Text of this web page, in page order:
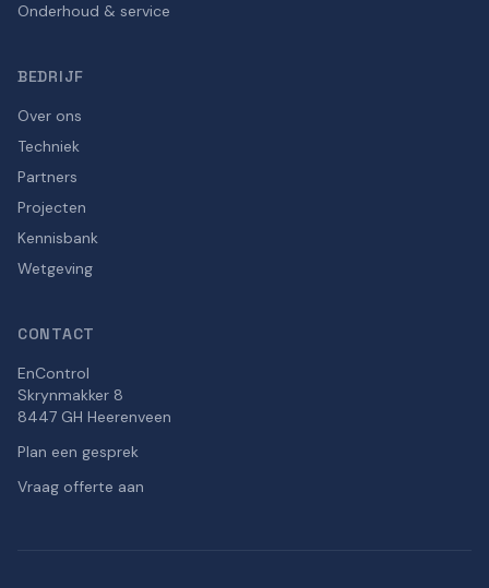
Onderhoud & service
BEDRIJF
Over ons
Techniek
Partners
Projecten
Kennisbank
Wetgeving
CONTACT
EnControl
Skrynmakker 8
8447 GH Heerenveen
Plan een gesprek
Vraag offerte aan